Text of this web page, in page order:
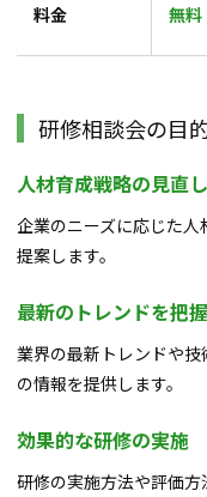
料金 無料
研修相談会の目
人材育成戦略の見直し
企業のニーズに応じた
提案します。
最新のトレンドを把握
業界の最新トレンドや
の情報を提供します。
効果的な研修の実施
研修の実施方法や評価